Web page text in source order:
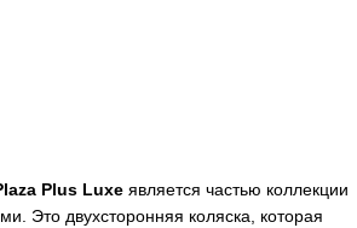
Plus Luxe является частью коллекции
Это двухсторонняя коляска, которая